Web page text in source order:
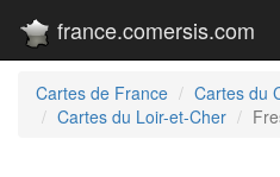
france.comersis.com
Cartes de France
Cartes du
Cartes du Loir-et-Cher